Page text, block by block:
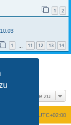
1 2
1 11 12 13 14
Gehe zu
UTC+02:00